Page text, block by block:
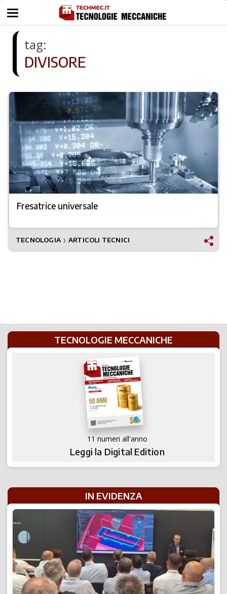
tag:
DIVISORE
Fresatrice universale
TECNOLOGIA ❯ ARTICOLI TECNICI
TECNOLOGIE MECCANICHE
11 numeri all'anno
Leggi la Digital Edition
IN EVIDENZA